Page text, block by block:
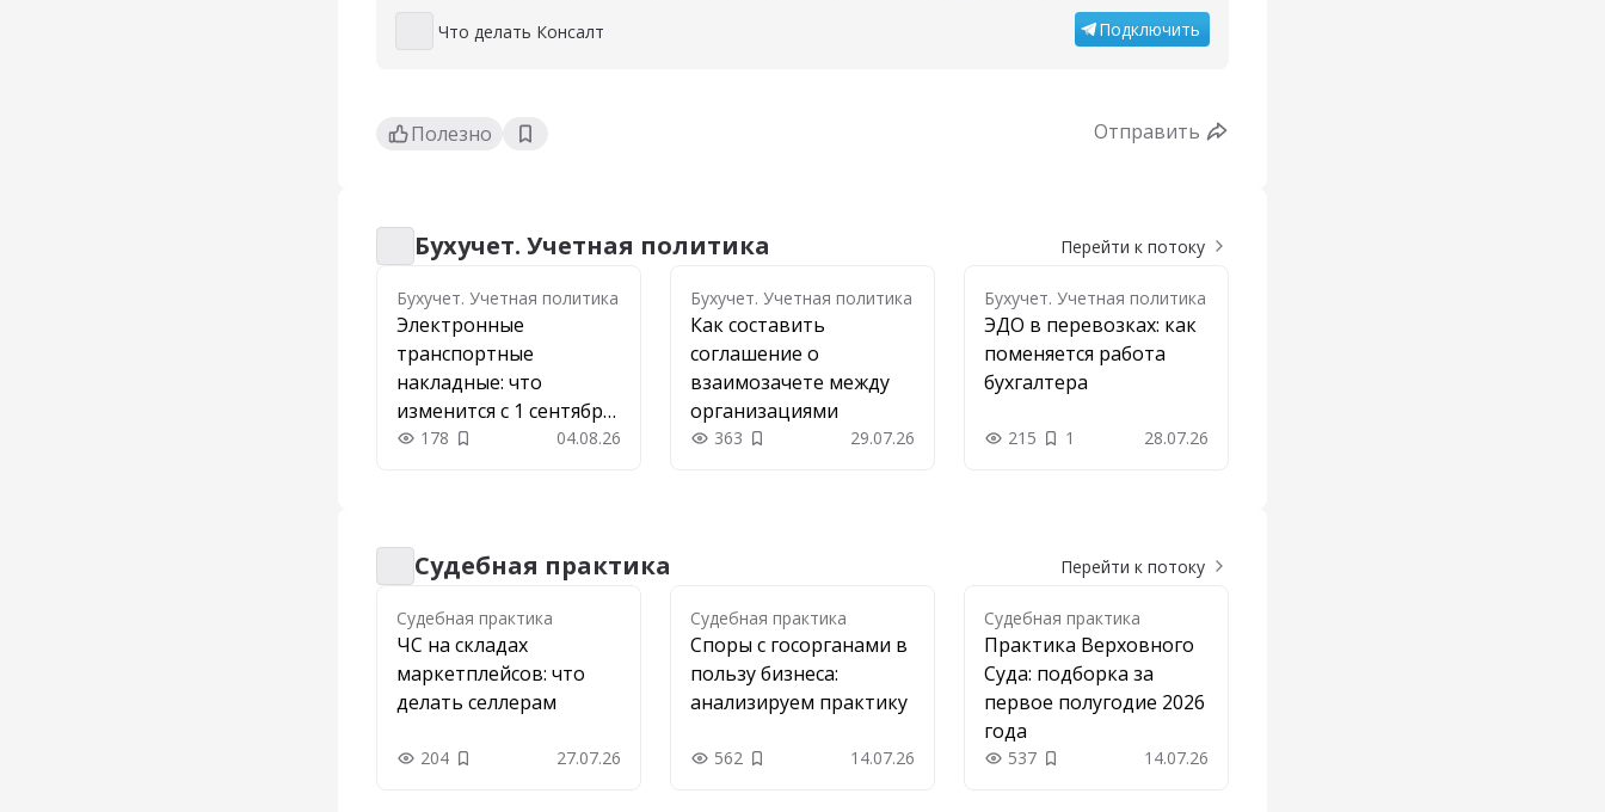
Что делать Консалт
Что делать Консалт Подключить
Полезно Отправить
Бухучет. Учетная политика
Бухучет. Учетная политика Перейти к потоку
Бухучет. Учетная политика
Электронные
транспортные
накладные: что
изменится с 1 сентября
и как перейти
178 Добавить в закладки
04.08.26
Бухучет. Учетная политика
Как составить
соглашение о
взаимозачете между
организациями
363 Добавить в закладки
29.07.26
Бухучет. Учетная политика
ЭДО в перевозках: как
поменяется работа
бухгалтера
215 1 28.07.26
Судебная практика
Судебная практика Перейти к потоку
Судебная практика
ЧС на складах
маркетплейсов: что
делать селлерам
204 Добавить в закладки
27.07.26
Судебная практика
Споры с госорганами в
пользу бизнеса:
анализируем практику
562 Добавить в закладки
14.07.26
Судебная практика
Практика Верховного
Суда: подборка за
первое полугодие 2026
года
537 Добавить в закладки
14.07.26